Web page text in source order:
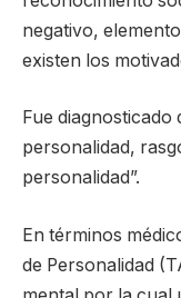
negativo,
existen los
Fue diagnosticado
personalidad,
personalidad”.
En términos
de Personalidad